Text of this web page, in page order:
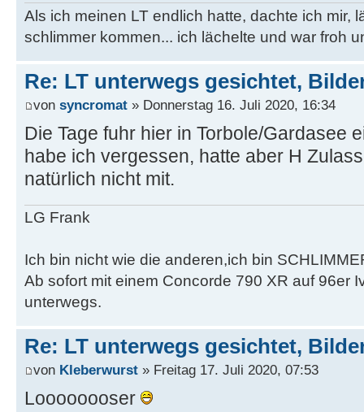
Als ich meinen LT endlich hatte, dachte ich mir,
schlimmer kommen... ich lächelte und war froh
Re: LT unterwegs gesichtet,
von syncromat » Donnerstag 16. Juli 2020, 16:34
Die Tage fuhr hier in Torbole/Gardasee
habe ich vergessen, hatte aber H
natürlich nicht mit.
LG Frank
Ich bin nicht wie die anderen,ich bin
Ab sofort mit einem Concorde 790 XR auf 96er
unterwegs.
Re: LT unterwegs gesichtet,
von Kleberwurst » Freitag 17. Juli 2020, 07:53
Loooooooser